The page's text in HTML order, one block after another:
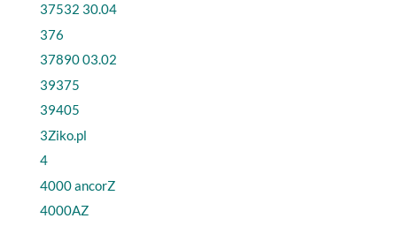
37532 30.04
376
37890 03.02
39375
39405
3Ziko.pl
4
4000 ancorZ
4000AZ